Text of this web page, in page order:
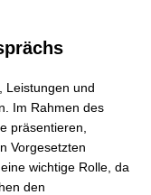
Leistungen und
Im Rahmen des
präsentieren,
Vorgesetzten
wichtige Rolle, da
den